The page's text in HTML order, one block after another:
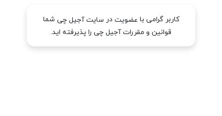
کاربر گرامی با عضویت در سایت آجیل چی شما
قوانین و مقررات آجیل چی را پذیرفته اید.